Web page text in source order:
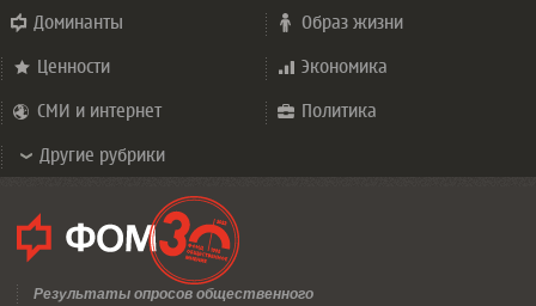
Доминанты Образ жизни
Ценности Экономика
СМИ и интернет Политика
Другие рубрики
Результаты опросов общественного